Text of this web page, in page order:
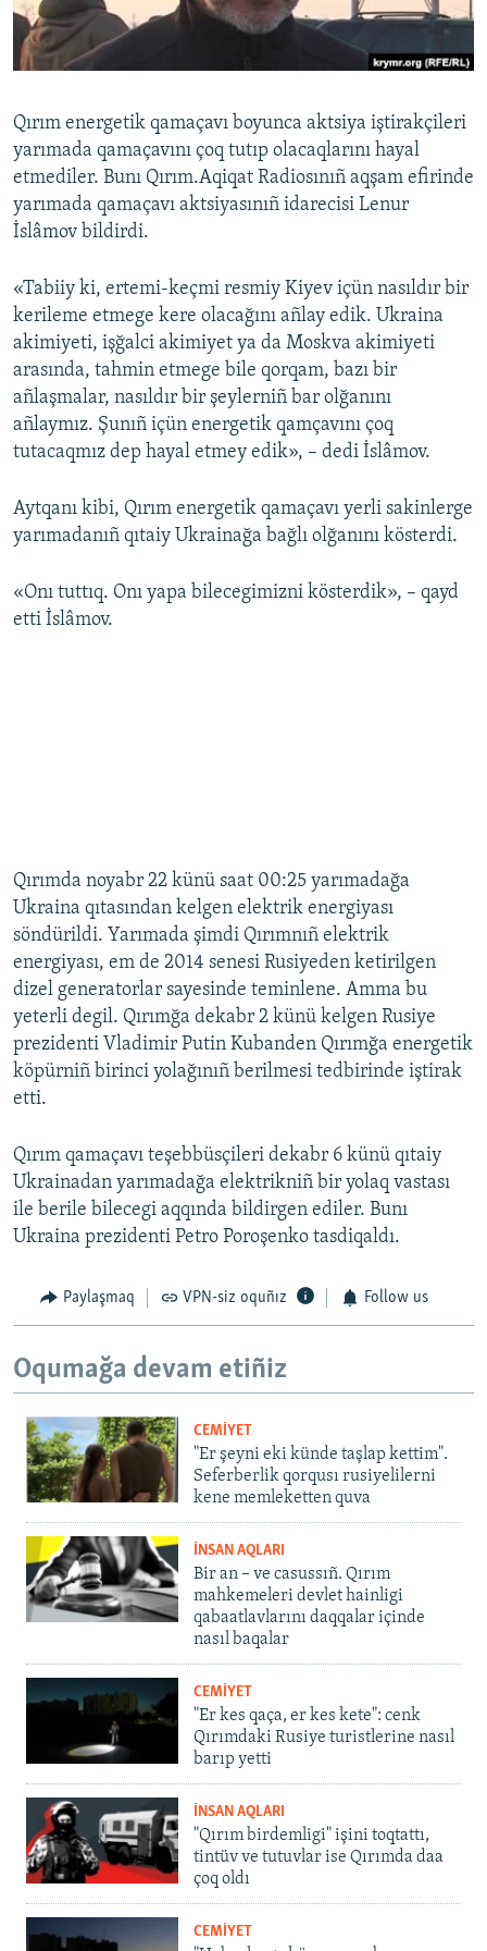
Русский
Українською
QOŞULIÑIZ!
RFE/RS bütün saytları
Qırım energetik qamaçavı boyunca aktsiya iştirakçileri
yarımada qamaçavını çoq tutıp olacaqlarını hayal
etmediler. Bunı Qırım.Aqiqat Radiosınıñ aqşam efirinde
yarımada qamaçavı aktsiyasınıñ idarecisi Lenur
İslâmov bildirdi.
«Tabiiy ki, ertemi-keçmi resmiy Kiyev içün nasıldır bir
kerileme etmege kere olacağını añlay edik. Ukraina
akimiyeti, işğalci akimiyet ya da Moskva akimiyeti
arasında, tahmin etmege bile qorqam, bazı bir
añlaşmalar, nasıldır bir şeylerniñ bar olğanını
añlaymız. Şunıñ içün energetik qamçavını çoq
tutacaqmız dep hayal etmey edik», – dedi İslâmov.
Aytqanı kibi, Qırım energetik qamaçavı yerli sakinlerge
yarımadanıñ qıtaiy Ukrainağa bağlı olğanını kösterdi.
«Onı tuttıq. Onı yapa bilecegimizni kösterdik», – qayd
etti İslâmov.
Qırımda noyabr 22 künü saat 00:25 yarımadağa
Ukraina qıtasından kelgen elektrik energiyası
söndürildi. Yarımada şimdi Qırımnıñ elektrik
energiyası, em de 2014 senesi Rusiyeden ketirilgen
dizel generatorlar sayesinde teminlene. Amma bu
yeterli degil. Qırımğa dekabr 2 künü kelgen Rusiye
prezidenti Vladimir Putin Kubanden Qırımğa energetik
köpürniñ birinci yolağınıñ berilmesi tedbirinde iştirak
etti.
Qırım qamaçavı teşebbüsçileri dekabr 6 künü qıtaiy
Ukrainadan yarımadağa elektrikniñ bir yolaq vastası
ile berile bilecegi aqqında bildirgen ediler. Bunı
Ukraina prezidenti Petro Poroşenko tasdiqaldı.
Paylaşmaq VPN-siz oquñız Follow us
Oqumağa devam etiñiz
CEMİYET
"Er şeyni eki künde taşlap kettim".
Seferberlik qorqusı rusiyelilerni
kene memleketten quva
İNSAN AQLARI
Bir an – ve casussıñ. Qırım
mahkemeleri devlet hainligi
qabaatlavlarını daqqalar içinde
nasıl baqalar
CEMİYET
"Er kes qaça, er kes kete": cenk
Qırımdaki Rusiye turistlerine nasıl
barıp yetti
İNSAN AQLARI
"Qırım birdemligi" işini toqtattı,
tintüv ve tutuvlar ise Qırımda daa
çoq oldı
CEMİYET